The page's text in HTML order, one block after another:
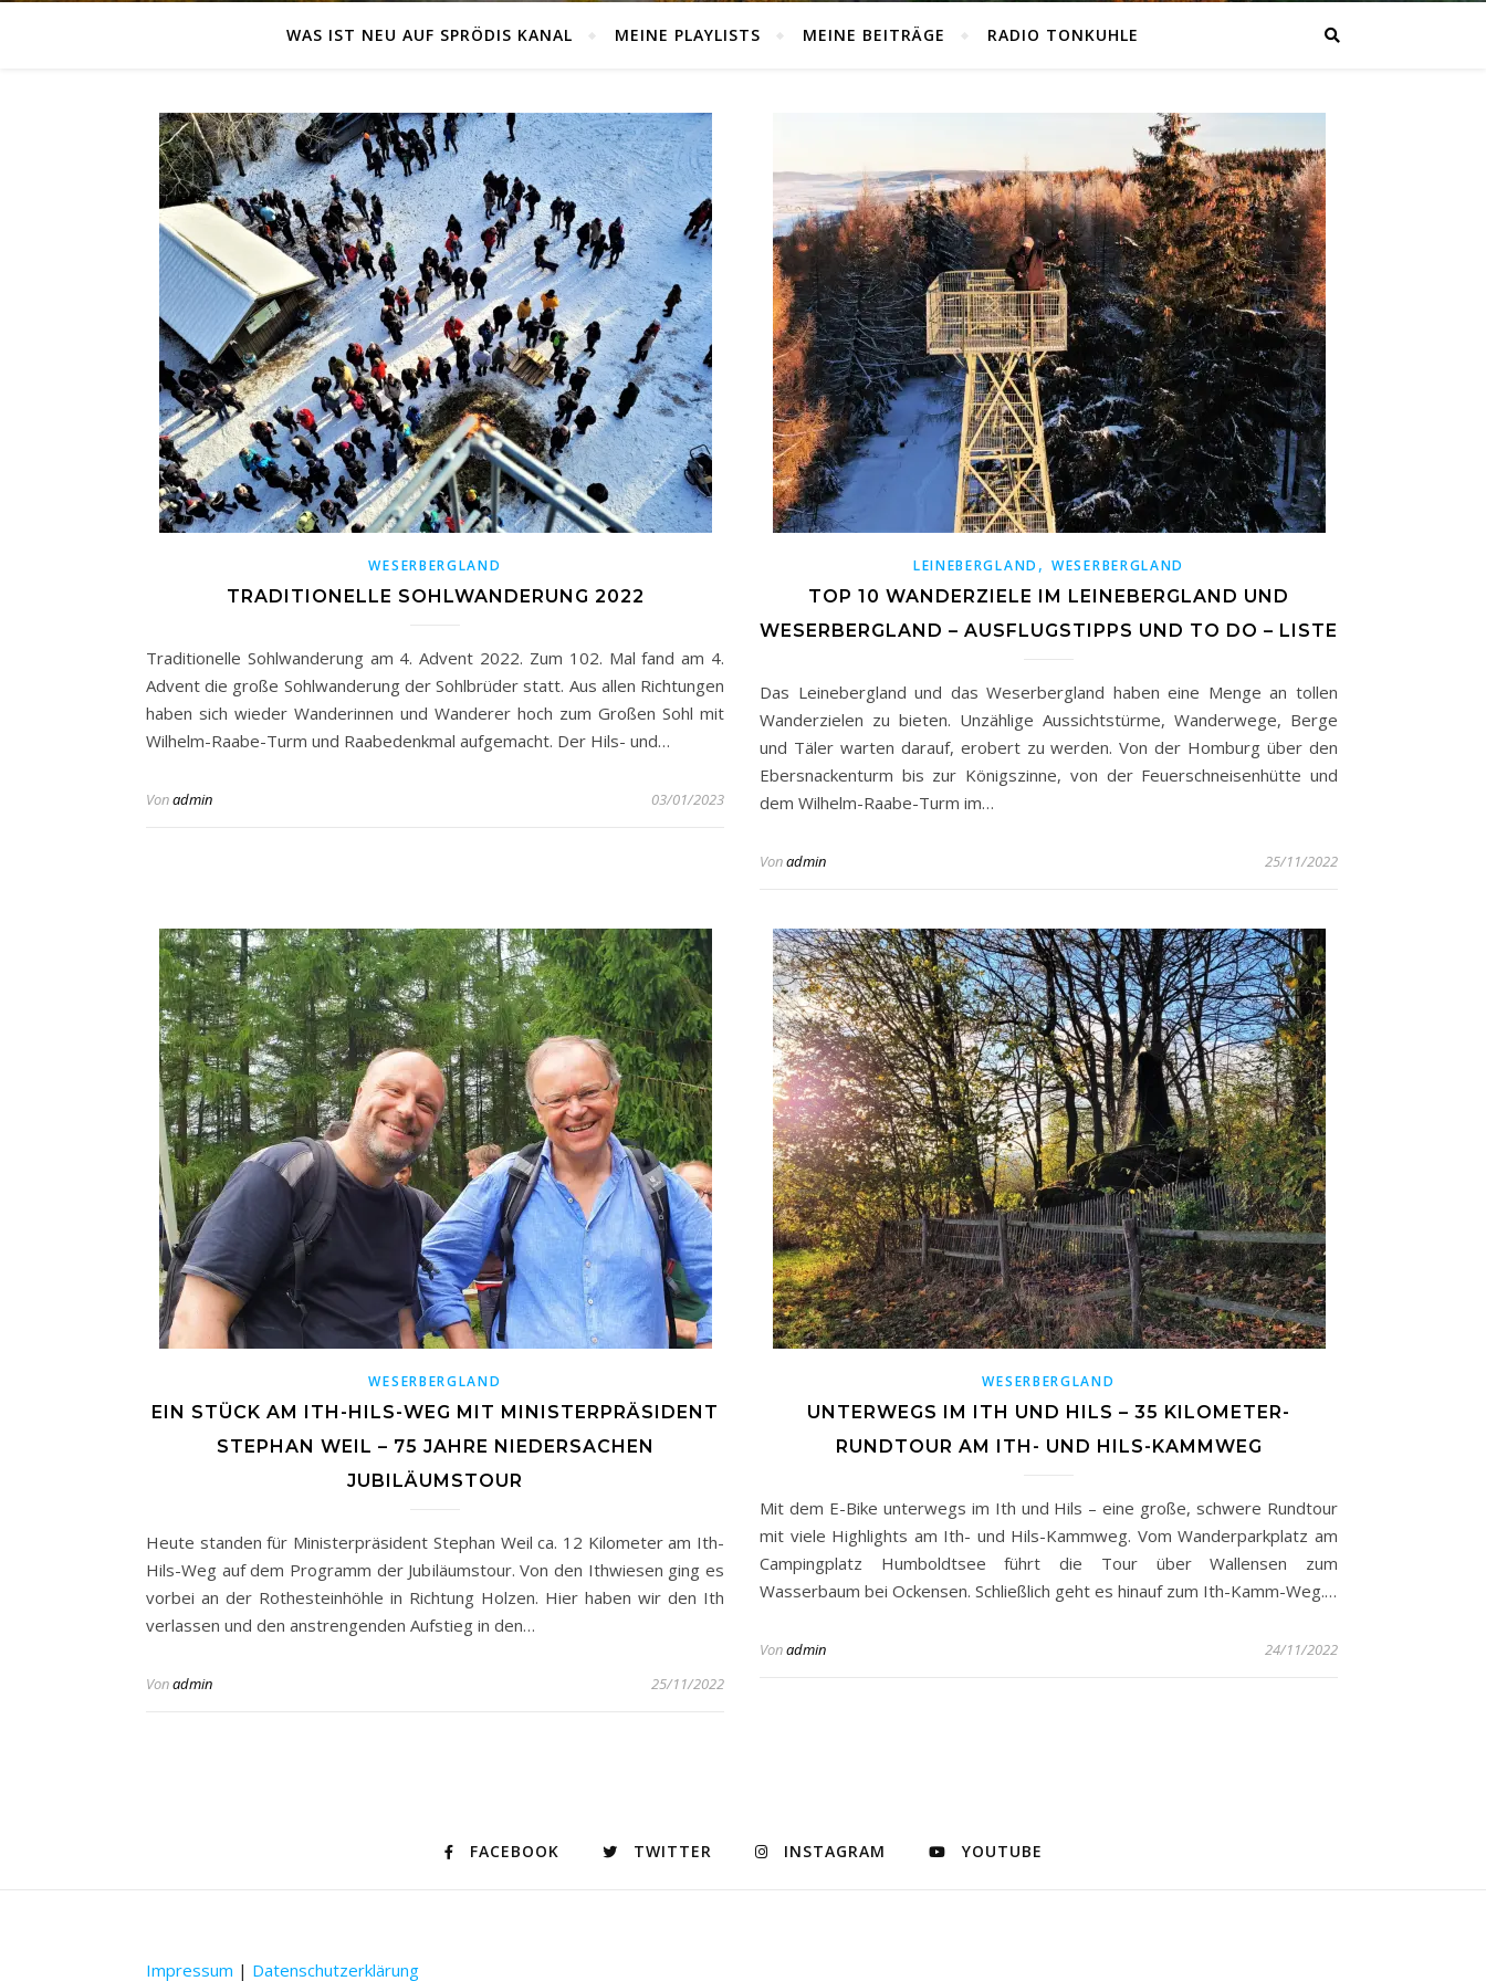
WAS IST NEU AUF SPRÖDIS KANAL MEINE PLAYLISTS MEINE BEITRÄGE RADIO TONKUHLE
WESERBERGLAND
TRADITIONELLE SOHLWANDERUNG 2022
Traditionelle Sohlwanderung am 4. Advent 2022. Zum 102. Mal fand am 4.
Advent die große Sohlwanderung der Sohlbrüder statt. Aus allen Richtungen
haben sich wieder Wanderinnen und Wanderer hoch zum Großen Sohl mit
Wilhelm-Raabe-Turm und Raabedenkmal aufgemacht. Der Hils- und…
Vonadmin 03/01/2023
LEINEBERGLAND , WESERBERGLAND
TOP 10 WANDERZIELE IM LEINEBERGLAND UND
WESERBERGLAND – AUSFLUGSTIPPS UND TO DO – LISTE
Das Leinebergland und das Weserbergland haben eine Menge an tollen
Wanderzielen zu bieten. Unzählige Aussichtstürme, Wanderwege, Berge
und Täler warten darauf, erobert zu werden. Von der Homburg über den
Ebersnackenturm bis zur Königszinne, von der Feuerschneisenhütte und
dem Wilhelm-Raabe-Turm im…
Vonadmin 25/11/2022
WESERBERGLAND
EIN STÜCK AM ITH-HILS-WEG MIT MINISTERPRÄSIDENT
STEPHAN WEIL – 75 JAHRE NIEDERSACHEN
JUBILÄUMSTOUR
Heute standen für Ministerpräsident Stephan Weil ca. 12 Kilometer am Ith-
Hils-Weg auf dem Programm der Jubiläumstour. Von den Ithwiesen ging es
vorbei an der Rothesteinhöhle in Richtung Holzen. Hier haben wir den Ith
verlassen und den anstrengenden Aufstieg in den…
Vonadmin 25/11/2022
WESERBERGLAND
UNTERWEGS IM ITH UND HILS – 35 KILOMETER-
RUNDTOUR AM ITH- UND HILS-KAMMWEG
Mit dem E-Bike unterwegs im Ith und Hils – eine große, schwere Rundtour
mit viele Highlights am Ith- und Hils-Kammweg. Vom Wanderparkplatz am
Campingplatz Humboldtsee führt die Tour über Wallensen zum
Wasserbaum bei Ockensen. Schließlich geht es hinauf zum Ith-Kamm-Weg.…
Vonadmin 24/11/2022
FACEBOOK TWITTER INSTAGRAM YOUTUBE
Impressum | Datenschutzerklärung